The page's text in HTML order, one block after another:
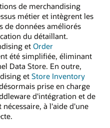
de merchandising
métier et intègrent les
de données améliorés
du détaillant.
etOrder
été simplifiée, éliminant
Data Store. En outre,
et Store Inventory
prise en charge
d'intégration et de
à l'aide d'une